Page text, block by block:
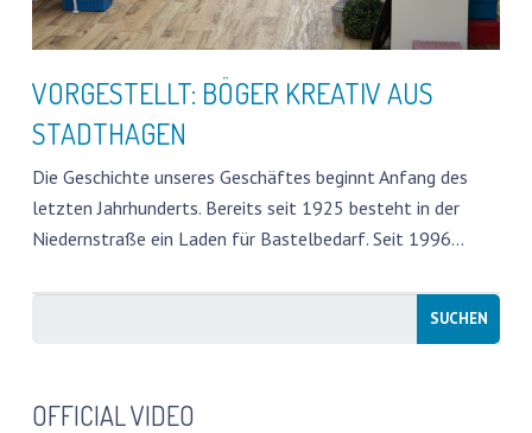
VORGESTELLT: BÖGER KREATIV AUS
STADTHAGEN
Die Geschichte unseres Geschäftes beginnt Anfang des
letzten Jahrhunderts. Bereits seit 1925 besteht in der
Niedernstraße ein Laden für Bastelbedarf. Seit 1996…
OFFICIAL VIDEO